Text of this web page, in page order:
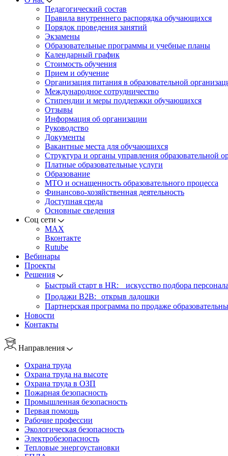
Педагогический состав
Правила внутреннего распорядка обучающихся
Порядок проведения занятий
Экзамены
Образовательные программы и учебные планы
Календарный график
Стоимость обучения
Прием и обучение
Организация питания в образовательной
Международное сотрудничество
Стипендии и меры поддержки обучающихся
Отзывы
Информация об организации
Руководство
Документы
Вакантные места для обучающихся
Структура и органы управления образовательной
Платные образовательные услуги
Образование
МТО и оснащенность образовательного процесса
Финансово-хозяйственная деятельность
Доступная среда
Основные сведения
Соц сети
MAX
Вконтакте
Rutube
Вебинары
Проекты
Решения
Быстрый старт в HR: искусство подбора персонала
Продажи B2B: открыв ладошки
Партнерская программа по продаже
Новости
Контакты
Направления
Охрана труда
Охрана труда на высоте
Охрана труда в ОЗП
Пожарная безопасность
Промышленная безопасность
Первая помощь
Рабочие профессии
Экологическая безопасность
Электробезопасность
Тепловые энергоустановки